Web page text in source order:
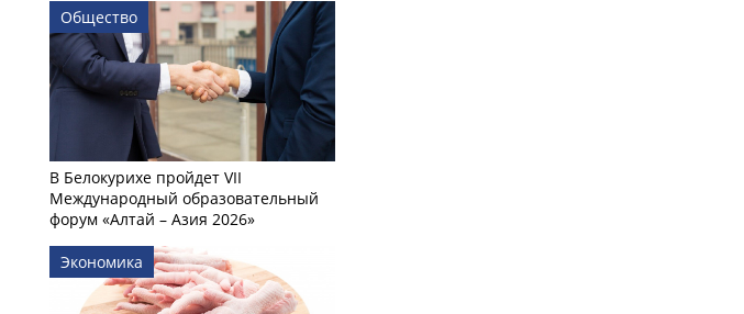
Общество
В Белокурихе пройдет VII
Международный образовательный
форум «Алтай – Азия 2026»
Экономика